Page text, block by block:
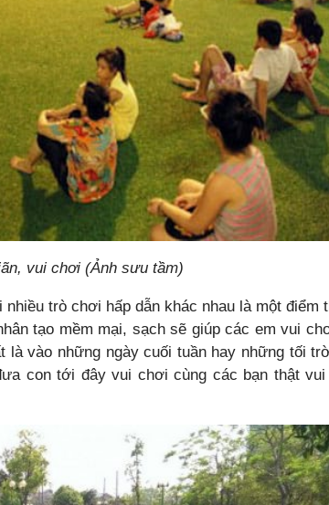
vui chơi (Ảnh sưu tầm)
trò chơi hấp dẫn khác nhau là một điểm
tạo mềm mại, sạch sẽ giúp các em vui
là vào những ngày cuối tuần hay những tối
con tới đây vui chơi cùng các bạn thật